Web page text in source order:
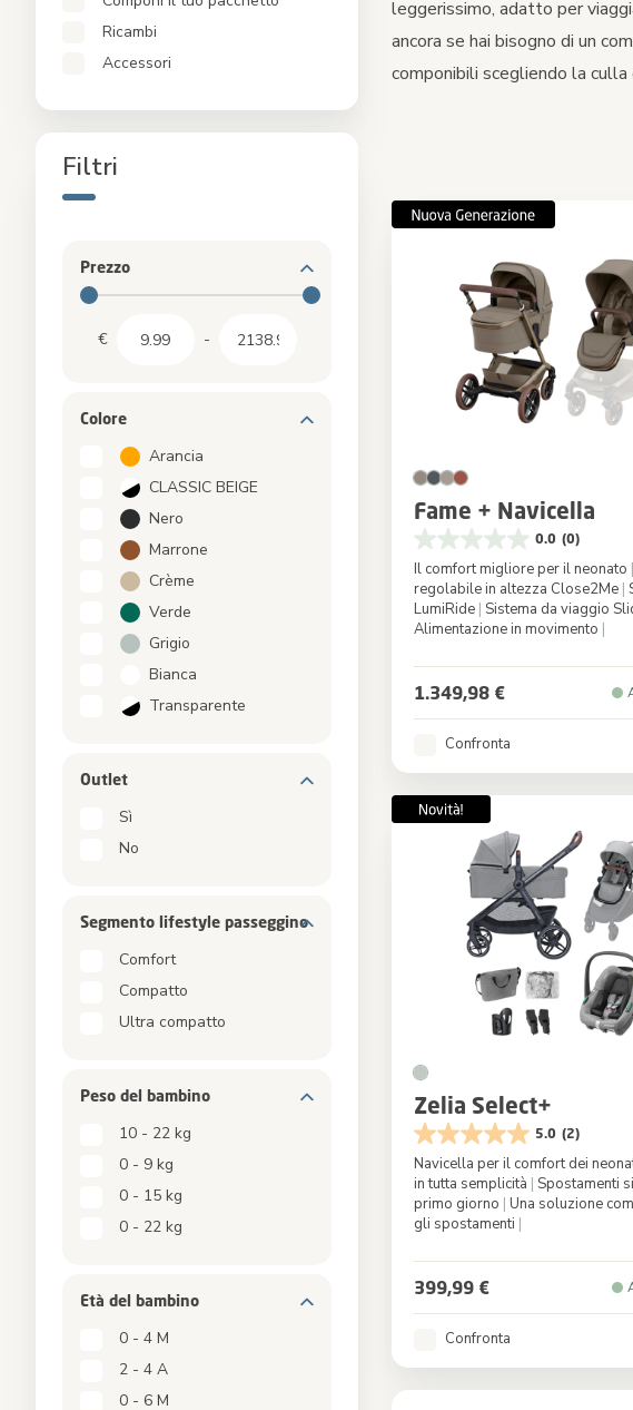
Alzasedie e torri di apprendimento
Pacchetti
leggerissimo, adatto per
ancora se hai bisogno di un
componibili scegliendo la
Fame + Navicella
0.0 (0)
Il comfort migliore per il neonato |
regolabile in altezza Close2Me |
LumiRide | Sistema da viaggio
Alimentazione in movimento |
1.349,98 €
Confronta
Zelia Select+
5.0 (2)
Navicella per il comfort dei
in tutta semplicità | Spostamenti
primo giorno | Una soluzione
gli spostamenti |
399,99 €
Confronta
Ricambi
Accessori
Filtri
Prezzo
€ -
Colore
Arancia
CLASSIC BEIGE
Nero
Marrone
Crème
Verde
Grigio
Bianca
Transparente
Outlet
Sì
No
Segmento lifestyle passeggino
Comfort
Compatto
Ultra compatto
Peso del bambino
10 - 22 kg
0 - 9 kg
0 - 15 kg
0 - 22 kg
Età del bambino​​
0 - 4 M
2 - 4 A
0 - 6 M